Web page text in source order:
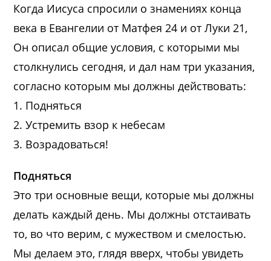
Когда Иисуса спросили о знамениях конца
века в Евангелии от Матфея 24 и от Луки 21,
Он описал общие условия, с которыми мы
столкнулись сегодня, и дал нам три указания,
согласно которым мы должны действовать:
1. Подняться
2. Устремить взор к небесам
3. Возрадоваться!
Подняться
Это три основные вещи, которые мы должны
делать каждый день. Мы должны отстаивать
то, во что верим, с мужеством и смелостью.
Мы делаем это, глядя вверх, чтобы увидеть